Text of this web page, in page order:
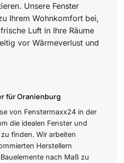
Unsere Fenster
Ihrem Wohnkomfort bei,
Luft in Ihre Räume
vor Wärmeverlust und
für Oranienburg
von Fenstermaxx24 in der
die idealen Fenster und
finden. Wir arbeiten
Herstellern
nach Maß zu